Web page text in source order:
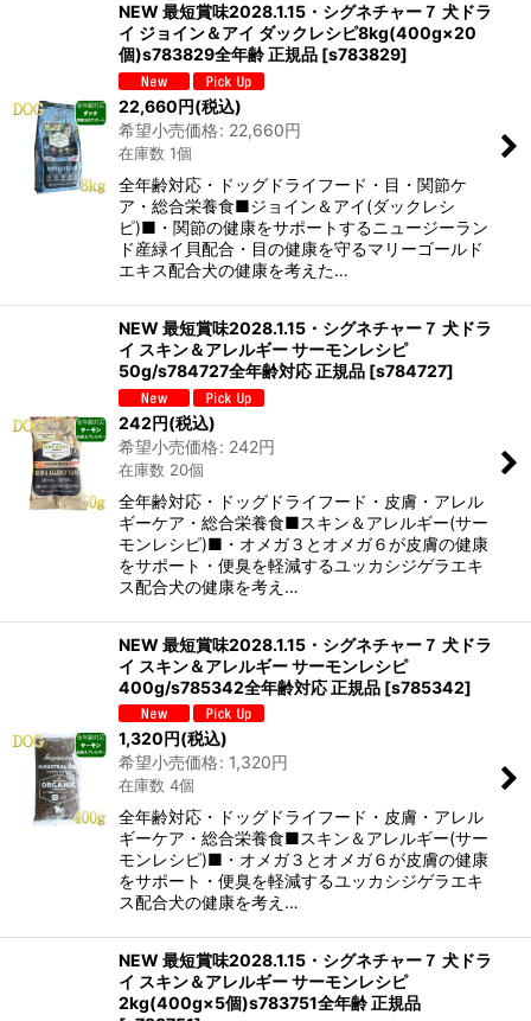
NEW 最短賞味2028.1.15・シグネチャー７ 犬ドラ
イ ジョイン＆アイ ダックレシピ8kg(400g×20
個)s783829全年齢 正規品 [s783829]
22,660円(税込)
希望小売価格: 22,660円
在庫数 1個
全年齢対応・ドッグドライフード・目・関節ケ
ア・総合栄養食■ジョイン＆アイ(ダックレシ
ピ)■・関節の健康をサポートするニュージーラン
ド産緑イ貝配合・目の健康を守るマリーゴールド
エキス配合犬の健康を考えた…
NEW 最短賞味2028.1.15・シグネチャー７ 犬ドラ
イ スキン＆アレルギー サーモンレシピ
50g/s784727全年齢対応 正規品 [s784727]
242円(税込)
希望小売価格: 242円
在庫数 20個
全年齢対応・ドッグドライフード・皮膚・アレル
ギーケア・総合栄養食■スキン＆アレルギー(サー
モンレシピ)■・オメガ３とオメガ６が皮膚の健康
をサポート・便臭を軽減するユッカシジゲラエキ
ス配合犬の健康を考え…
NEW 最短賞味2028.1.15・シグネチャー７ 犬ドラ
イ スキン＆アレルギー サーモンレシピ
400g/s785342全年齢対応 正規品 [s785342]
1,320円(税込)
希望小売価格: 1,320円
在庫数 4個
全年齢対応・ドッグドライフード・皮膚・アレル
ギーケア・総合栄養食■スキン＆アレルギー(サー
モンレシピ)■・オメガ３とオメガ６が皮膚の健康
をサポート・便臭を軽減するユッカシジゲラエキ
ス配合犬の健康を考え…
NEW 最短賞味2028.1.15・シグネチャー７ 犬ドラ
イ スキン＆アレルギー サーモンレシピ
2kg(400g×5個)s783751全年齢 正規品